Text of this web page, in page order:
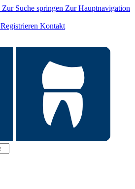
Zur Suche springen Zur Hauptnavigation
Registrieren Kontakt